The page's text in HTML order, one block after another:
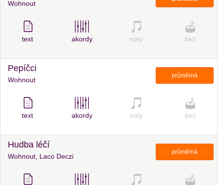
Wohnout
text akordy noty bicí
Pepíčci
Wohnout
průměrná
text akordy noty bicí
Hudba léčí
Wohnout, Laco Deczi
průměrná